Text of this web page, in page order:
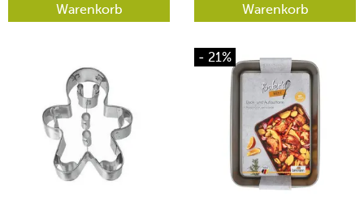
Warenkorb Warenkorb
- 21%